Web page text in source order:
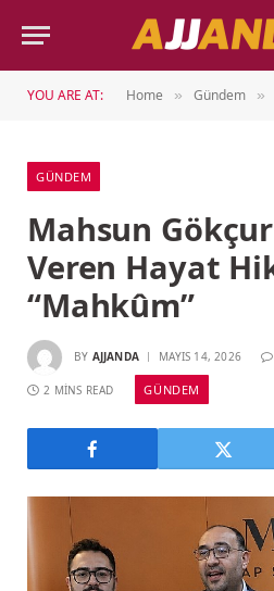
YOU ARE AT: Home » Gündem »
GÜNDEM
Mahsun
Veren Hayat
“Mahkûm”
BY AJJANDA MAYIS 14, 2026
2 MINS READ GÜNDEM